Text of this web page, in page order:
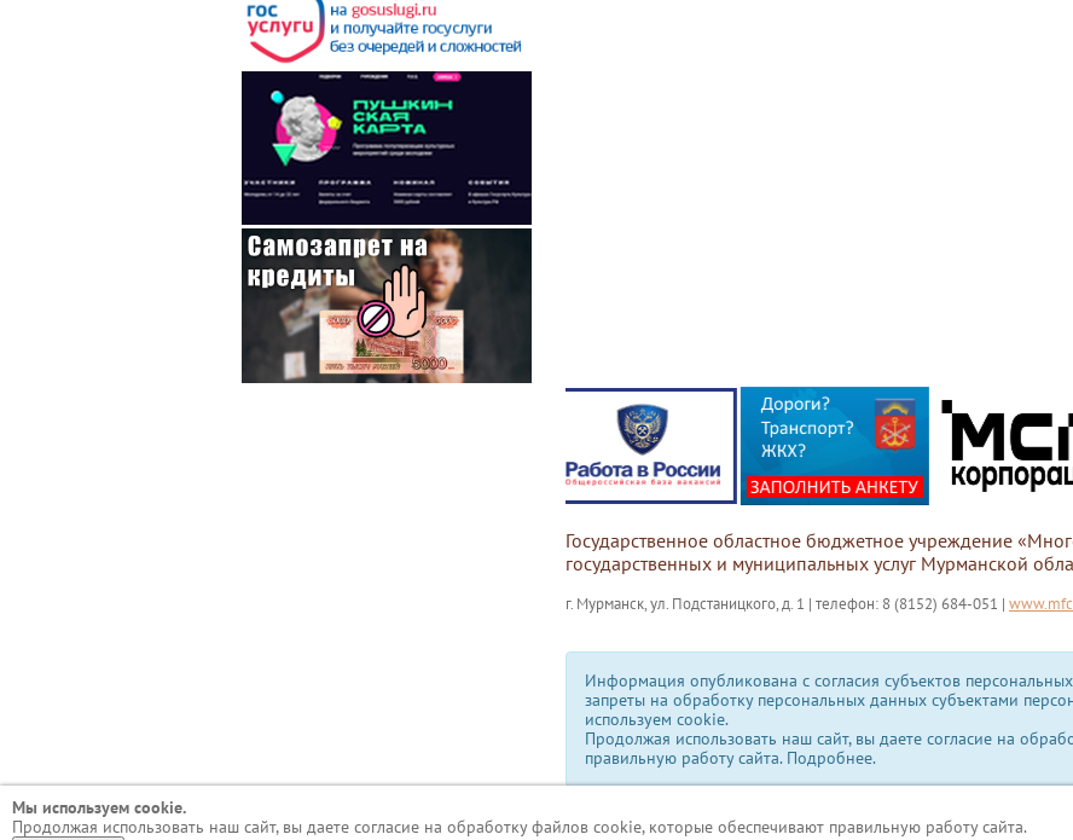
Государственное областное бюджетное учреждение
государственных и муниципальных услуг Мурманской
г. Мурманск, ул. Подстаницкого, д. 1 | телефон: 8 (8152) 684-051 |
Информация опубликована с согласия субъектов
запреты на обработку персональных данных субъектами
используем сookie.
Продолжая использовать наш сайт, вы даете согласие на
правильную работу сайта. Подробнее.
Мы используем сookie.
Продолжая использовать наш сайт, вы даете согласие на обработку файлов cookie, которые обеспечивают правильную работу сайта.